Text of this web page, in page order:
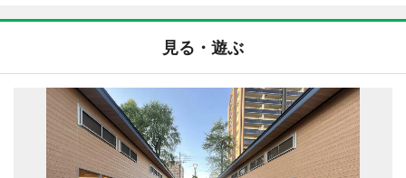
見る・遊ぶ